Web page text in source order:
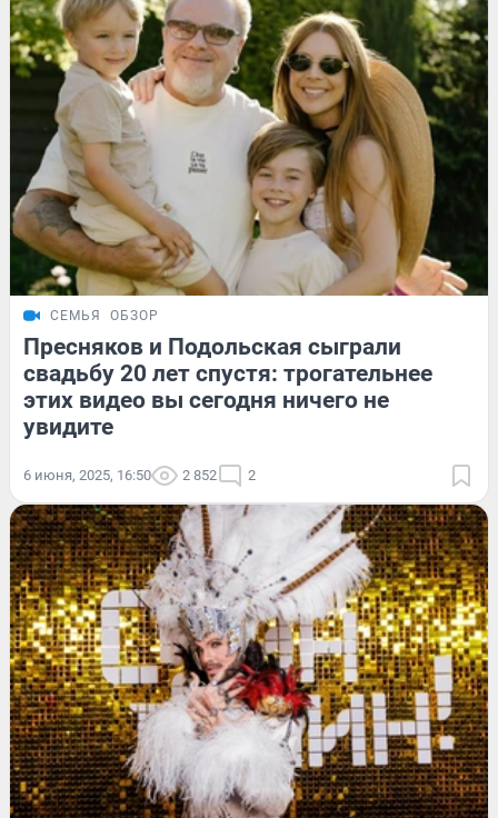
СЕМЬЯ ОБЗОР
Пресняков и Подольская сыграли
свадьбу 20 лет спустя: трогательнее
этих видео вы сегодня ничего не
увидите
6 июня, 2025, 16:50 2 852 2